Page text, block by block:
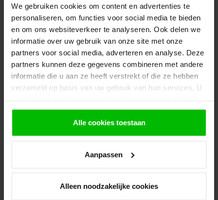
We gebruiken cookies om content en advertenties te
personaliseren, om functies voor social media te bieden
en om ons websiteverkeer te analyseren. Ook delen we
informatie over uw gebruik van onze site met onze
partners voor social media, adverteren en analyse. Deze
partners kunnen deze gegevens combineren met andere
informatie die u aan ze heeft verstrekt of die ze hebben
verzameld op basis van uw gebruik van hun services. U
gebruiken.
Alle cookies toestaan
Aanpassen
Alleen noodzakelijke cookies
Breedte:
14 cm
Werkende
Breedte :
12.7cm
Lengte: 300 | 400 cm
Rabatdelen overhangend geschaafd
18x140mm, geimpregneerd hout. Dit Mi...
Prijs vanaf
€7,20
€2,40 per Meter
Dit product is op voorraad.
Bekijken
Geïmpregneerd Vuren